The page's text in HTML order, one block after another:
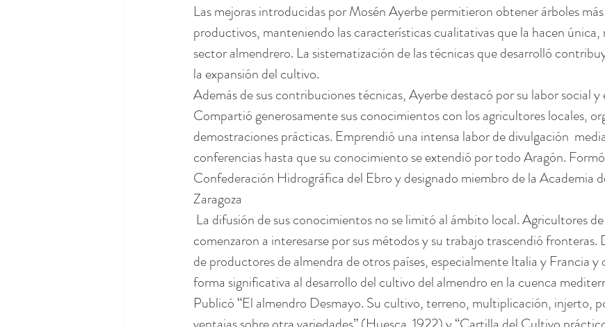
Las mejoras introducidas por Mosén Ayerbe permitieron obtener árboles
productivos, manteniendo las características cualitativas que la hacen única,
sector almendrero. La sistematización de las técnicas que desarrolló
la expansión del cultivo.
Además de sus contribuciones técnicas, Ayerbe destacó por su labor social y
Compartió generosamente sus conocimientos con los agricultores locales,
demostraciones prácticas. Emprendió una intensa labor de divulgación
conferencias hasta que su conocimiento se extendió por todo Aragón.
Confederación Hidrográfica del Ebro y designado miembro de la Academia
Zaragoza
La difusión de sus conocimientos no se limitó al ámbito local. Agricultores
comenzaron a interesarse por sus métodos y su trabajo trascendió fronteras.
de productores de almendra de otros países, especialmente Italia y Francia
forma significativa al desarrollo del cultivo del almendro en la cuenca
Publicó “El almendro Desmayo. Su cultivo, terreno, multiplicación, injerto,